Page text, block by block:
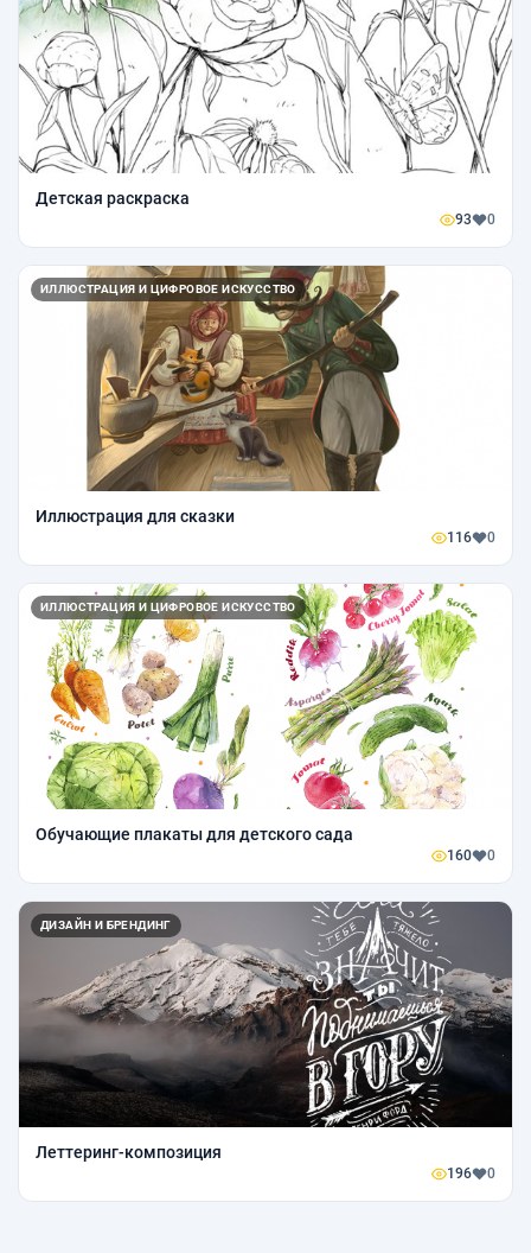
Детская раскраска
93 0
ИЛЛЮСТРАЦИЯ И ЦИФРОВОЕ ИСКУССТВО
Иллюстрация для сказки
116 0
ИЛЛЮСТРАЦИЯ И ЦИФРОВОЕ ИСКУССТВО
Обучающие плакаты для детского сада
160 0
ДИЗАЙН И БРЕНДИНГ
Леттеринг-композиция
196 0